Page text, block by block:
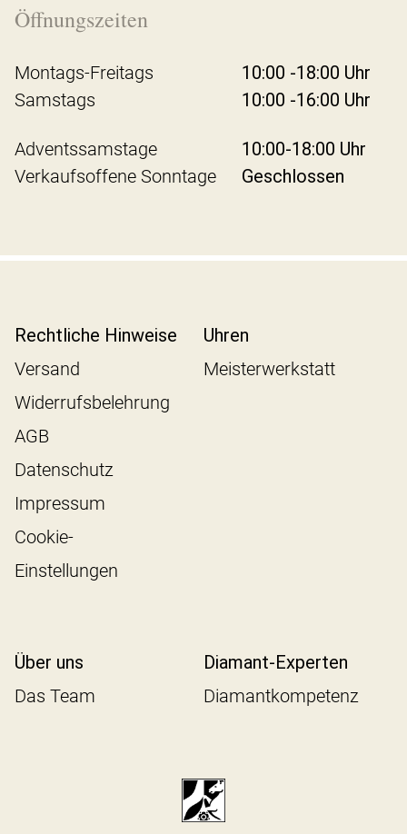
Öffnungszeiten
Montags-Freitags
10:00 -18:00 Uhr
Samstags
10:00 -16:00 Uhr
Adventssamstage
10:00-18:00 Uhr
Verkaufsoffene Sonntage
Geschlossen
Rechtliche Hinweise
Versand
Widerrufsbelehrung
AGB
Datenschutz
Impressum
Cookie-
Einstellungen
Uhren
Meisterwerkstatt
Über uns
Das Team
Diamant-Experten
Diamantkompetenz